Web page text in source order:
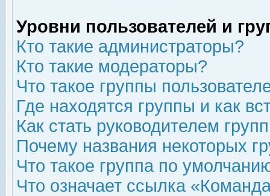
Уровни пользователей и
Кто такие администраторы?
Кто такие модераторы?
Что такое группы
Где находятся группы и как
Как стать руководителем
Почему названия некоторых
Что такое группа по
Что означает ссылка